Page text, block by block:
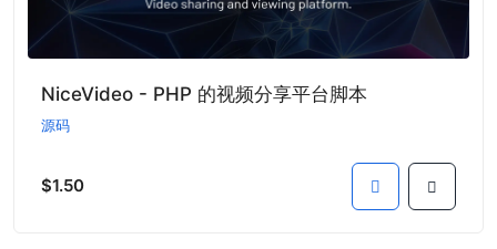
NiceVideo - PHP 的视频分享平台脚本
源码
$1.50